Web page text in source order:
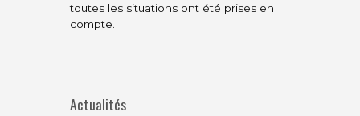
toutes les situations ont été prises en
compte.
Actualités